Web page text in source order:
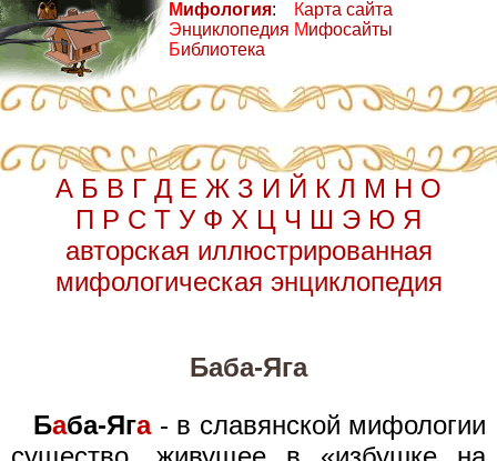
Мифология:
Энциклопедия
Библиотека
Карта сайта
Мифосайты
А Б В Г Д Е Ж З И Й К Л М Н О
П Р С Т У Ф Х Ц Ч Ш Э Ю Я
авторская иллюстрированная
мифологическая энциклопедия
Баба-Яга
Баба-Яга- в славянской мифологии